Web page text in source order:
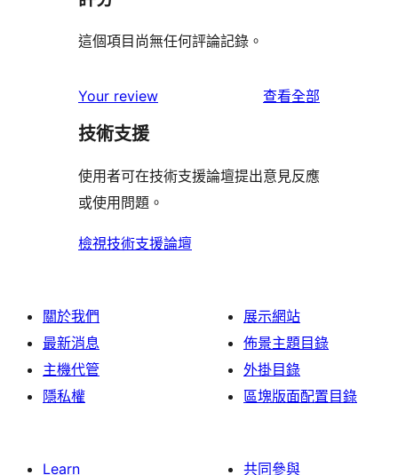
這個項目尚無任何評論記錄。
Your review 查看全部
評
技術支援
使用者可在技術支援論壇提出意見反應
或使用問題。
檢視技術支援論壇
關於我們
最新消息
主機代管
隱私權
展示網站
佈景主題目錄
外掛目錄
區塊版面配置目錄
Learn
共同參與